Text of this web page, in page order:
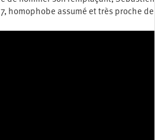
homophobe assumé et très proche de